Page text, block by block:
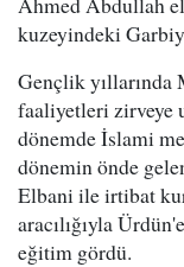
kuzeyindeki
Gençlik yıllarında
faaliyetleri zirveye
dönemde İslami
dönemin önde
Elbani ile irtibat
aracılığıyla
eğitim gördü.